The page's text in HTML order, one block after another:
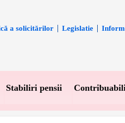
a solicitărilor Legislatie
Stabiliri pensii